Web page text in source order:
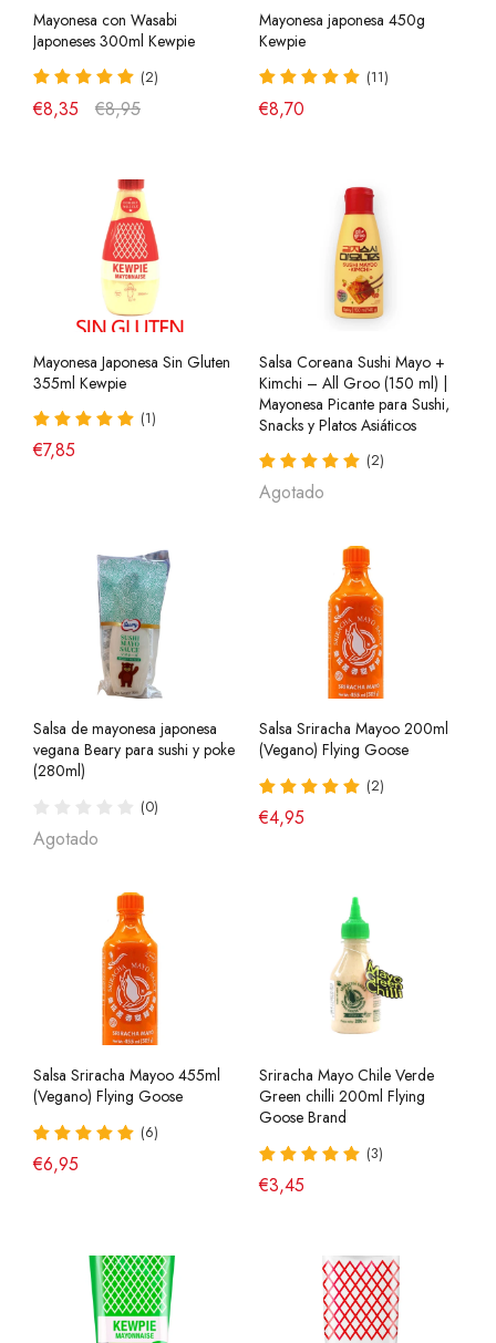
Mayonesa con Wasabi
Japoneses 300ml Kewpie
(2)
€8,35 €8,95
Mayonesa japonesa 450g
Kewpie
(11)
€8,70
Mayonesa Japonesa Sin Gluten
355ml Kewpie
(1)
€7,85
Salsa Coreana Sushi Mayo +
Kimchi – All Groo (150 ml) |
Mayonesa Picante para Sushi,
Snacks y Platos Asiáticos
(2)
Agotado
Salsa de mayonesa japonesa
vegana Beary para sushi y poke
(280ml)
(0)
Agotado
Salsa Sriracha Mayoo 200ml
(Vegano) Flying Goose
(2)
€4,95
Salsa Sriracha Mayoo 455ml
(Vegano) Flying Goose
(6)
€6,95
Sriracha Mayo Chile Verde
Green chilli 200ml Flying
Goose Brand
(3)
€3,45